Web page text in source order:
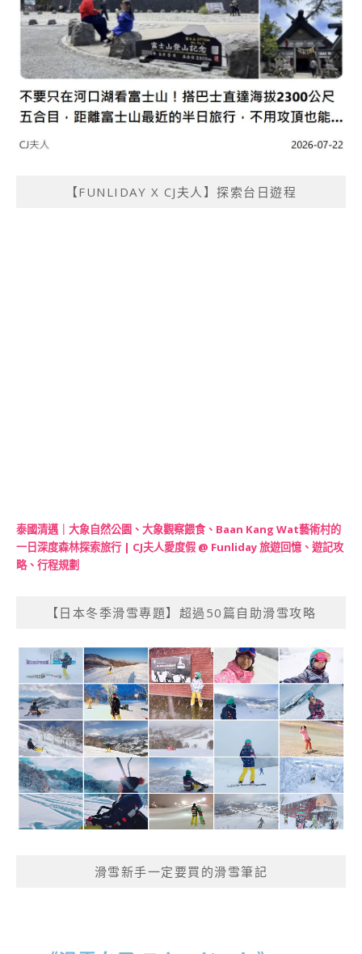
【FUNLIDAY X CJ夫人】探索台日遊程
泰國清邁｜大象自然公園、大象觀察餵食、Baan Kang Wat藝術村的
一日深度森林探索旅行 | CJ夫人愛度假 @ Funliday 旅遊回憶、遊記攻
略、行程規劃
【日本冬季滑雪專題】超過50篇自助滑雪攻略
滑雪新手一定要買的滑雪筆記